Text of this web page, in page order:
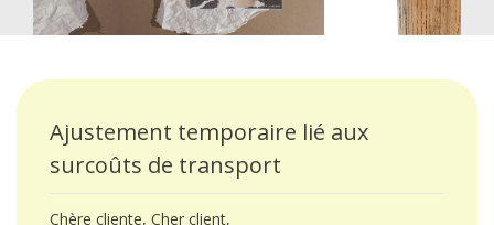
Ajustement temporaire lié aux
surcoûts de transport
Chère cliente, Cher client,